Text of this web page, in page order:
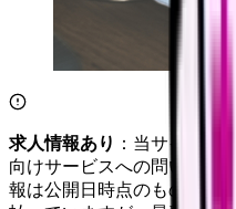
求人情報あり ：当サイトは
向けサービスへの問い合わ
報は公開日時点のものです